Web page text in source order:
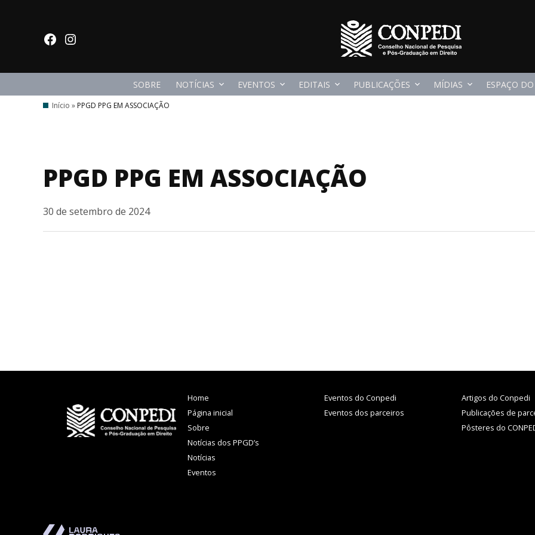
facebookInstagram
SOBRE NOTÍCIAS EVENTOS EDITAIS PUBLICAÇÕES MÍDIAS ESPAÇO
Início » PPGD PPG EM ASSOCIAÇÃO
PPGD PPG EM ASSOCIAÇÃO
30 de setembro de 2024
Home
Página inicial
Sobre
Notícias dos PPGD’s
Notícias
Eventos
Eventos do Conpedi
Eventos dos parceiros
Artigos do Conpedi
Publicações de
Pôsteres do